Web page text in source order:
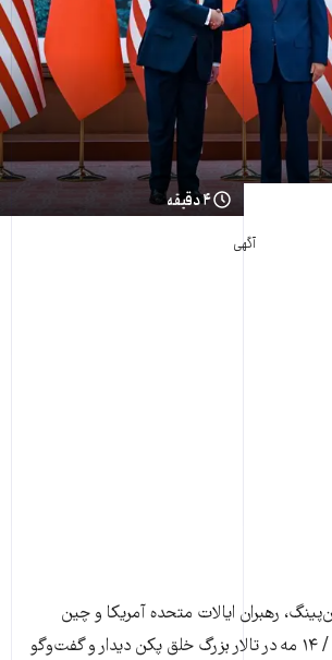
۴ دقیقه
آگهی
رهبران ایالات متحده آمریکا و چین
پنج‌شنبه ۲۴ اردیبهشت / ۱۴ مه در تالار بزرگ خلق پکن دیدار و گفت‌وگو